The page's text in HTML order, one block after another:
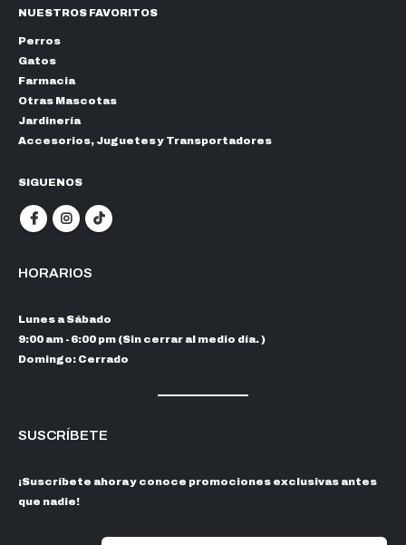
NUESTROS FAVORITOS
Perros
Gatos
Farmacia
Otras Mascotas
Jardinería
Accesorios, Juguetes y Transportadores
SIGUENOS
HORARIOS
Lunes a Sábado
9:00 am - 6:00 pm (Sin cerrar al medio día. )
Domingo: Cerrado
SUSCRÍBETE
¡Suscríbete ahora y conoce promociones exclusivas antes
que nadie!